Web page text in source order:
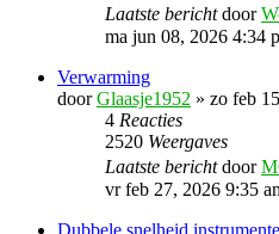
Laatste berichtdoor
ma jun 08, 2026 4:34
Verwarming
doorGlaasje1952 » zo feb
4 Reacties
2520 Weergaves
Laatste berichtdoor
vr feb 27, 2026 9:35
Dubbele snelheid